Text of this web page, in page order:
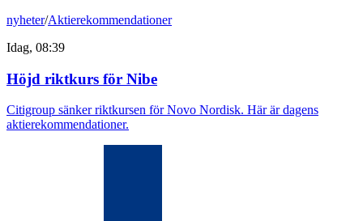
nyheter/Aktierekommendationer
Idag, 08:39
Höjd riktkurs för Nibe
Citigroup sänker riktkursen för Novo Nordisk. Här är dagens
aktierekommendationer.